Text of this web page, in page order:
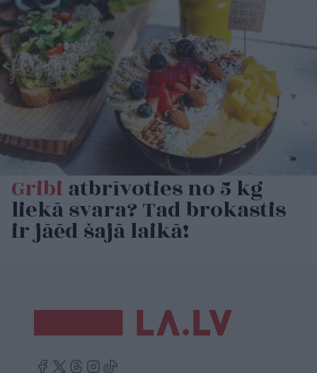
Gribiatbrīvoties no 5 kg
liekā svara? Tad brokastis
ir jāēd šajā laikā!